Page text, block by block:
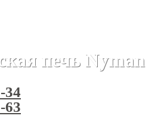
печь Nyman
34
63